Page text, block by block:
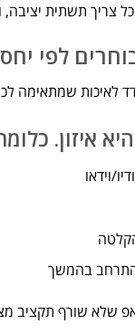
צריך תשתית
לפי
לאיכות שמתאימה
איזון.
וידאו
בהמשך
שלא שורף תקציב